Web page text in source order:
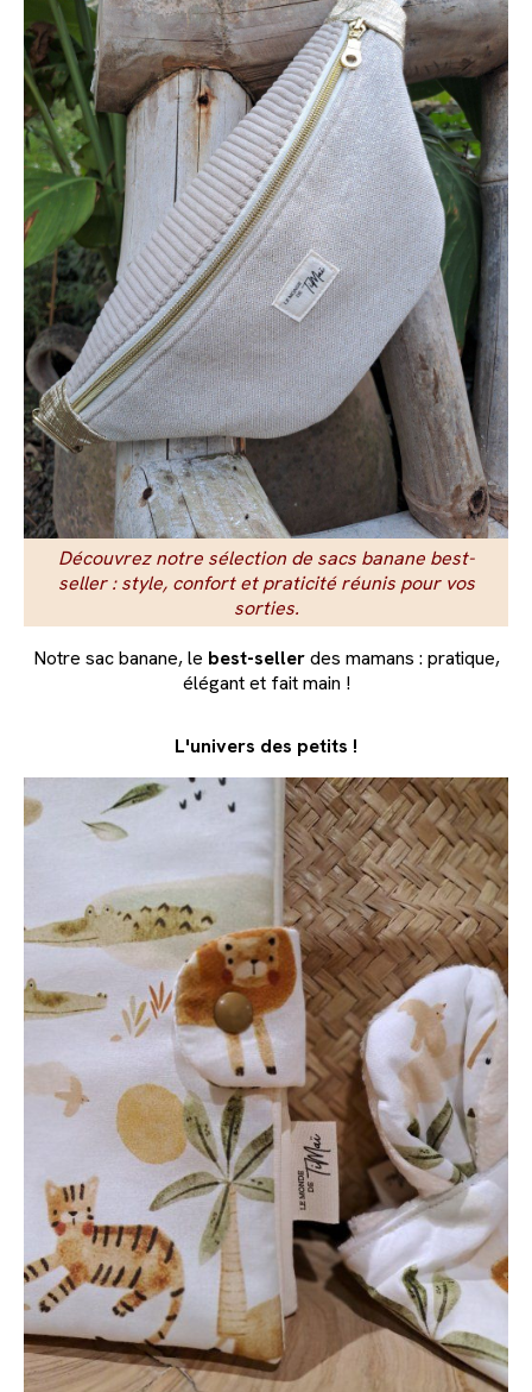
Découvrez notre sélection de sacs banane best-
seller : style, confort et praticité réunis pour vos
sorties.
Notre sac banane, le best-sellerdes mamans : pratique,
élégant et fait main !
L'univers des petits !